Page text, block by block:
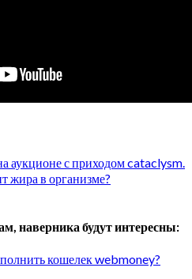
аукционе с приходом cataclysm.
жира в организме?
наверника будут интересны:
кошелек webmoney?